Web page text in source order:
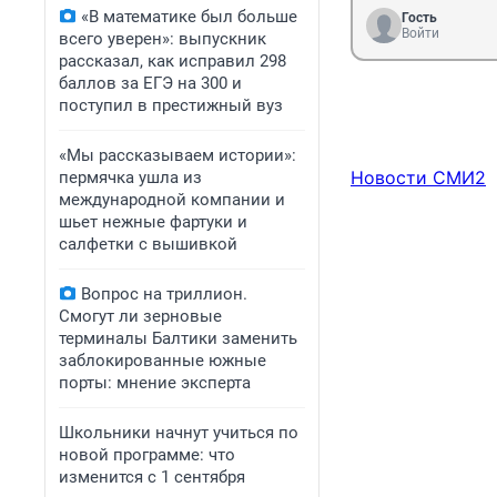
«В математике был больше
всего уверен»: выпускник
рассказал, как исправил 298
баллов за ЕГЭ на 300 и
поступил в престижный вуз
«Мы рассказываем истории»:
пермячка ушла из
международной компании и
шьет нежные фартуки и
салфетки с вышивкой
Вопрос на триллион.
Смогут ли зерновые
терминалы Балтики заменить
заблокированные южные
порты: мнение эксперта
Школьники начнут учиться по
новой программе: что
изменится с 1 сентября
Гость
Войти
Новости СМИ2